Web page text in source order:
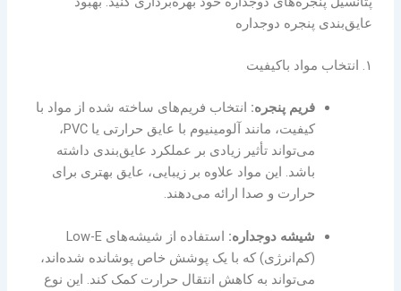
عایق‌بندی پنجره‌ دوجداره
۱. انتخاب مواد باکیفیت
فریم پنجره: انتخاب فریم‌های ساخته شده از مواد با
کیفیت، مانند آلومینیوم با عایق حرارتی یا PVC،
می‌تواند تأثیر زیادی بر عملکرد عایق‌بندی داشته
باشد. این مواد علاوه بر زیبایی، عایق بهتری برای
حرارت و صدا ارائه می‌دهند.
شیشه دوجداره:
استفاده از شیشه‌های Low-E
(کم‌انرژی) که با یک پوشش خاص پوشانده شده‌اند،
می‌تواند به کاهش انتقال حرارت کمک کند. این نوع